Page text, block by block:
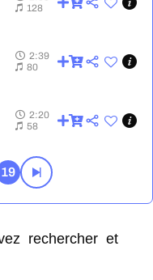
2:03
128
2:39
2:39
80
2:20
2:20
58
2:06
2:06
88
1:41
1:41
74
19
rechercher et